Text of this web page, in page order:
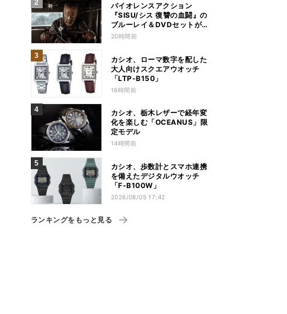
バイオレンスアクション
『SISU/シス 復讐の血闘』の
ブルーレイ＆DVDセットが
12月2日に発売
20時間前
カシオ、ローマ数字を配した
大人向けスクエアウオッチ
「LTP-B150」
16時間前
カシオ、栃木レザーで経年変
化を楽しむ「OCEANUS」限
定モデル
14時間前
カシオ、歩数計とスマホ連携
を備えたデジタルウオッチ
「F-B100W」
2026/08/05 17:42
ランキングをもっと見る